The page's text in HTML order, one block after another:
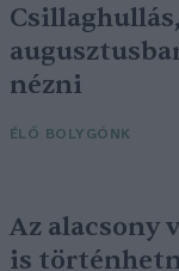
nézni
ÉLŐ BOLYGÓNK
Az alacsony
is